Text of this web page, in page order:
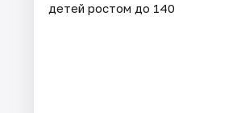
детей ростом до 140